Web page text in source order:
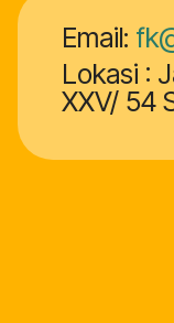
Email:
Lokasi :
XXV/ 54